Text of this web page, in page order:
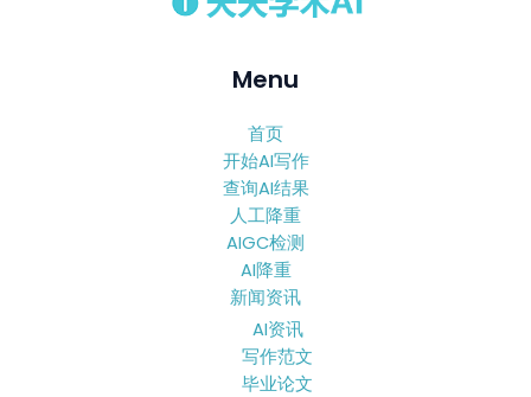
Menu
首页
开始AI写作
查询AI结果
人工降重
AIGC检测
AI降重
新闻资讯
AI资讯
写作范文
毕业论文